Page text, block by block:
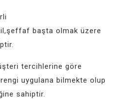
başta olmak üzere
tercihlerine göre
uygulana bilmekte olup
sahiptir.